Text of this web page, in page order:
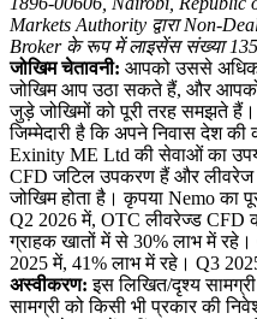
Markets Authority द्वारा Non-
Broker के रूप में लाइसेंस संख्या
जोखिम चेतावनी: आपको उससे अधिक
जोखिम आप उठा सकते हैं, और आपको
जुड़े जोखिमों को पूरी तरह समझते
जिम्मेदारी है कि अपने निवास देश
Exinity ME Ltd की सेवाओं का
CFD जटिल उपकरण हैं और लीवरेज
जोखिम होता है। कृपया Nemo का
Q2 2026 में, OTC लीवरेज्ड CFD
ग्राहक खातों में से 30% लाभ में
2025 में, 41% लाभ में रहे। Q3
अस्वीकरण: इस लिखित/दृश्य
सामग्री को किसी भी प्रकार की